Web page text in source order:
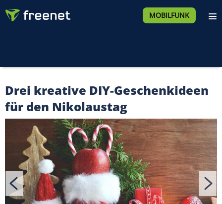
MOBILFUNK
Drei kreative DIY-Geschenkideen
für den Nikolaustag